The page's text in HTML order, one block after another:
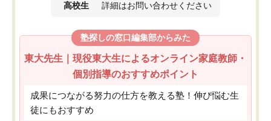
高校生 詳細はお問い合わせください
塾探しの窓口編集部からみた
東大先生｜現役東大生によるオンライン家庭教師・
個別指導のおすすめポイント
成果につながる努力の仕方を教える塾！伸び悩む生
徒にもおすすめ